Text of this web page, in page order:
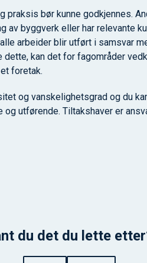
praksis bør kunne godkjennes.
byggverk eller har relevante
arbeider blir utført i samsvar
kan det for fagområder
foretak.
og vanskelighetsgrad og du
og utførende. Tiltakshaver er
du det du lette